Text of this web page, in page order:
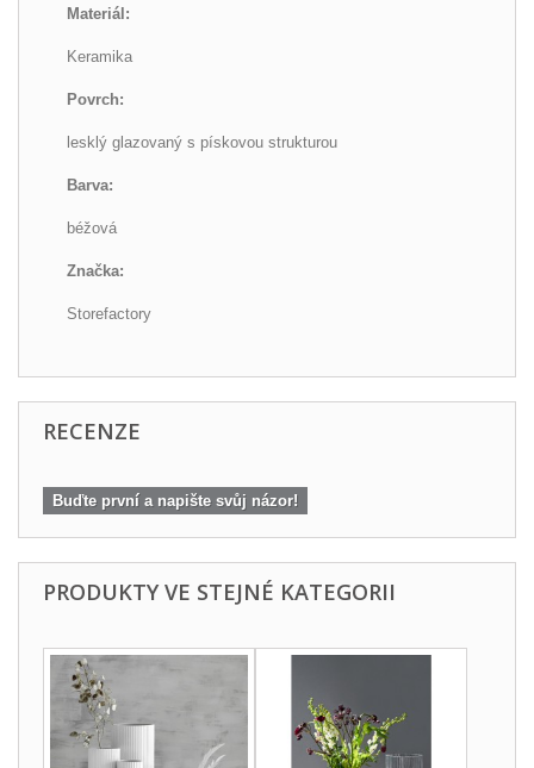
Materiál:
Keramika
Povrch:
lesklý glazovaný s pískovou strukturou
Barva:
béžová
Značka:
Storefactory
RECENZE
Buďte první a napište svůj názor!
PRODUKTY VE STEJNÉ KATEGORII